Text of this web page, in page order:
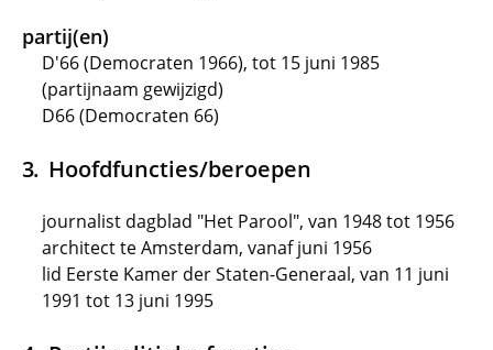
partij(en)
D'66 (Democraten 1966), tot 15 juni 1985
(partijnaam gewijzigd)
D66 (Democraten 66)
Hoofdfuncties/beroepen
journalist dagblad "Het Parool", van 1948 tot 1956
architect te Amsterdam, vanaf juni 1956
lid Eerste Kamer der Staten-Generaal, van 11 juni
1991 tot 13 juni 1995